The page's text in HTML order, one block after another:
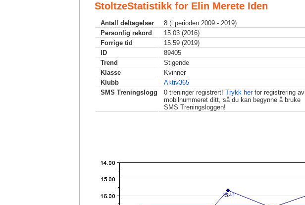
StoltzeStatistikk for Elin Merete Iden
Antall deltagelser
8 (i perioden 2009 - 2019)
Personlig rekord
15.03 (2016)
Forrige tid
15.59 (2019)
ID
89405
Trend
Stigende
Klasse
Kvinner
Klubb
Aktiv365
SMS Treningslogg
0 treninger registrert! Trykk herfor registrering av
mobilnummeret ditt, så du kan begynne å bruke
SMS Treningsloggen!